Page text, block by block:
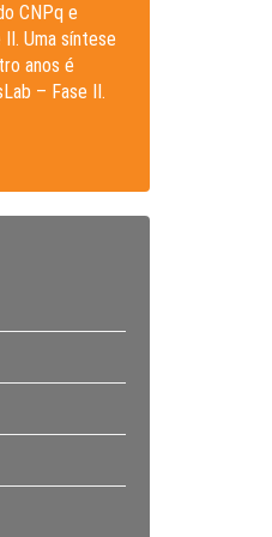
CNPq e
Uma síntese
anos é
– Fase II.